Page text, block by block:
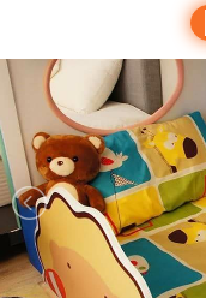
訂
房
直
接